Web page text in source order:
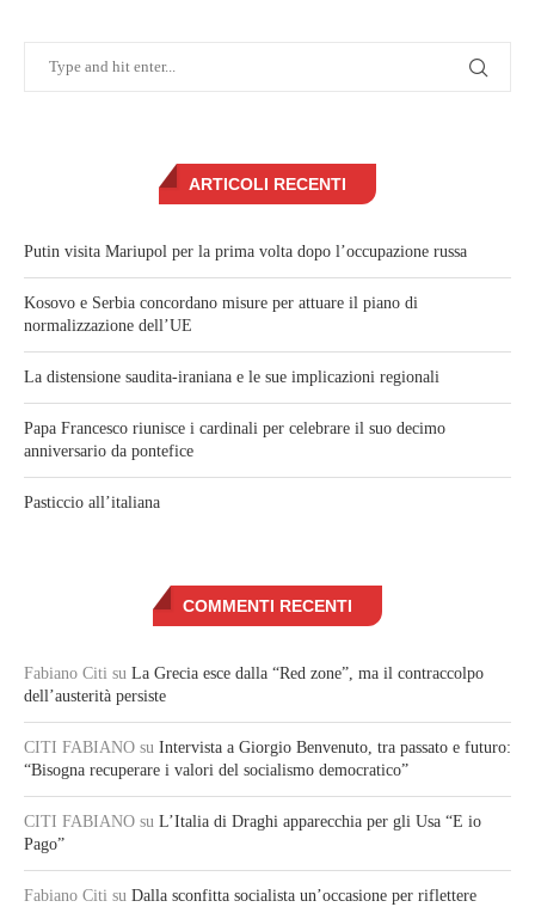
ARTICOLI RECENTI
Putin visita Mariupol per la prima volta dopo l’occupazione russa
Kosovo e Serbia concordano misure per attuare il piano di
normalizzazione dell’UE
La distensione saudita-iraniana e le sue implicazioni regionali
Papa Francesco riunisce i cardinali per celebrare il suo decimo
anniversario da pontefice
Pasticcio all’italiana
COMMENTI RECENTI
Fabiano Citi su La Grecia esce dalla “Red zone”, ma il contraccolpo
dell’austerità persiste
CITI FABIANO su Intervista a Giorgio Benvenuto, tra passato e futuro:
“Bisogna recuperare i valori del socialismo democratico”
CITI FABIANO su L’Italia di Draghi apparecchia per gli Usa “E io
Pago”
Fabiano Citi su Dalla sconfitta socialista un’occasione per riflettere